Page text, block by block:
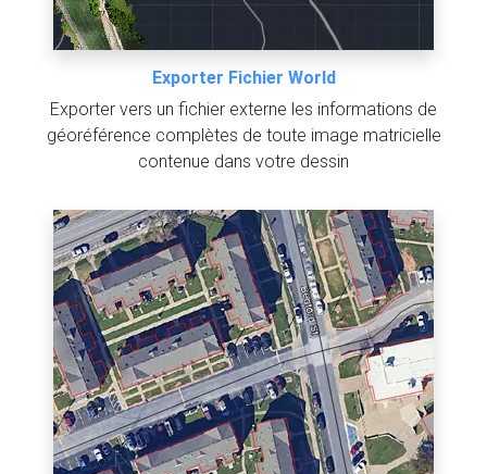
Exporter Fichier World
Exporter vers un fichier externe les informations de
géoréférence complètes de toute image matricielle
contenue dans votre dessin